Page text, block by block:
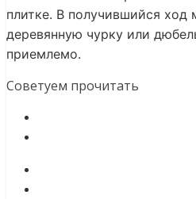
плитке. В получившийся ход
деревянную чурку или
приемлемо.
Советуем прочитать